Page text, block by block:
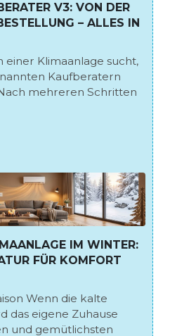
V3: VON DER
– ALLES IN
Klimaanlage sucht,
Kaufberatern
mehreren Schritten
IM WINTER:
FÜR KOMFORT
Wenn die kalte
das eigene Zuhause
und gemütlichsten